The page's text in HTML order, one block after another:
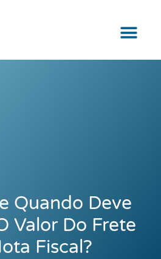
Quando Deve
Valor Do Frete
Fiscal?